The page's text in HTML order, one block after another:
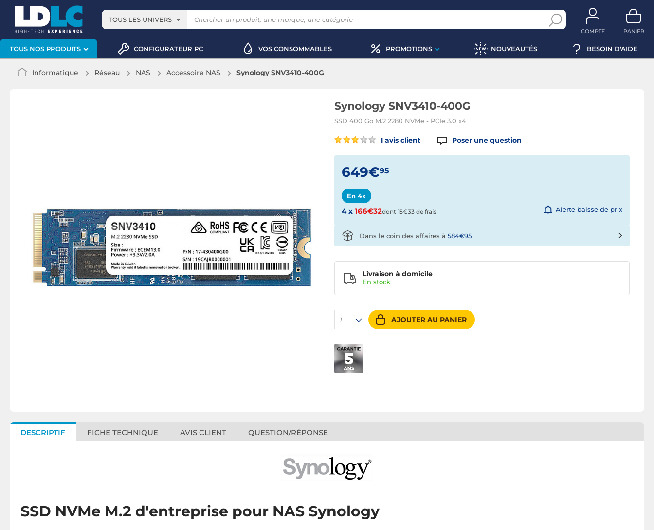
TOUS LES UNIVERS
COMPTE PANIER
TOUS NOS PRODUITS CONFIGURATEUR PC VOS CONSOMMABLES PROMOTIONS NOUVEAUTÉS BESOIN D'AIDE
Informatique Réseau NAS Accessoire NAS Synology SNV3410-400G
Synology SNV3410-400G
SSD 400 Go M.2 2280 NVMe - PCIe 3.0 x4
1 avis client Poser une question
649€95
En 4x
4 x 166€32dont 15€33 de frais Alerte baisse de prix
1 AJOUTER AU PANIER
Livraison à domicile
En stock
Dans le coin des affaires à 584€95
DESCRIPTIF FICHE TECHNIQUE AVIS CLIENT QUESTION/RÉPONSE
SSD NVMe M.2 d'entreprise pour NAS Synology